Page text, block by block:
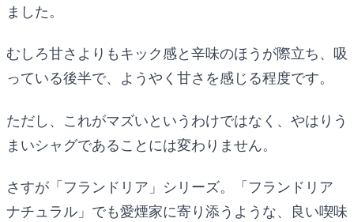
ました。
むしろ甘さよりもキック感と辛味のほうが際立ち、吸
っている後半で、ようやく甘さを感じる程度です。
ただし、これがマズいというわけではなく、やはりう
まいシャグであることには変わりません。
さすが「フランドリア」シリーズ。「フランドリア
ナチュラル」でも愛煙家に寄り添うような、良い喫味